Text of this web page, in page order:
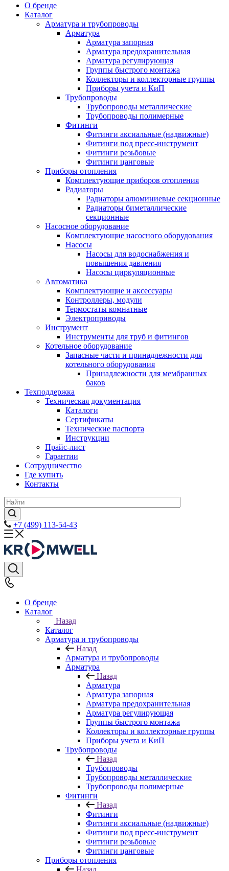
О бренде
Каталог
Арматура и трубопроводы
Арматура
Арматура запорная
Арматура предохранительная
Арматура регулирующая
Группы быстрого монтажа
Коллекторы и коллекторные группы
Приборы учета и КиП
Трубопроводы
Трубопроводы металлические
Трубопроводы полимерные
Фитинги
Фитинги аксиальные (надвижные)
Фитинги под пресс-инструмент
Фитинги резьбовые
Фитинги цанговые
Приборы отопления
Комплектующие приборов отопления
Радиаторы
Радиаторы алюминиевые секционные
Радиаторы биметаллические
секционные
Насосное оборудование
Комплектующие насосного оборудования
Насосы
Насосы для водоснабжения и
повышения давления
Насосы циркуляционные
Автоматика
Комплектующие и аксессуары
Контроллеры, модули
Термостаты комнатные
Электроприводы
Инструмент
Инструменты для труб и фитингов
Котельное оборудование
Запасные части и принадлежности для
котельного оборудования
Принадлежности для мембранных
баков
Техподдержка
Техническая документация
Каталоги
Сертификаты
Технические паспорта
Инструкции
Прайс-лист
Гарантии
Сотрудничество
Где купить
Контакты
+7 (499) 113-54-43
О бренде
Каталог
Назад
Каталог
Арматура и трубопроводы
Назад
Арматура и трубопроводы
Арматура
Назад
Арматура
Арматура запорная
Арматура предохранительная
Арматура регулирующая
Группы быстрого монтажа
Коллекторы и коллекторные группы
Приборы учета и КиП
Трубопроводы
Назад
Трубопроводы
Трубопроводы металлические
Трубопроводы полимерные
Фитинги
Назад
Фитинги
Фитинги аксиальные (надвижные)
Фитинги под пресс-инструмент
Фитинги резьбовые
Фитинги цанговые
Приборы отопления